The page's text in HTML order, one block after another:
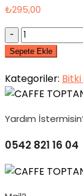
₺295,00
Quantity
Sepete Ekle
Kategoriler:
Yardım
0542 821 16 04